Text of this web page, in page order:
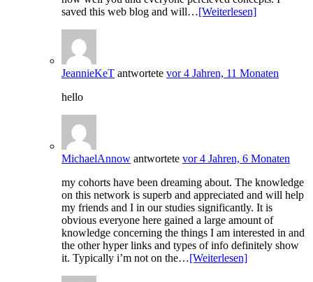
saved this web blog and will…[Weiterlesen]
JeannieKeT antwortete vor 4 Jahren, 11 Monaten
hello
MichaelAnnow antwortete vor 4 Jahren, 6 Monaten
my cohorts have been dreaming about. The knowledge
on this network is superb and appreciated and will help
my friends and I in our studies significantly. It is
obvious everyone here gained a large amount of
knowledge concerning the things I am interested in and
the other hyper links and types of info definitely show
it. Typically i’m not on the…[Weiterlesen]